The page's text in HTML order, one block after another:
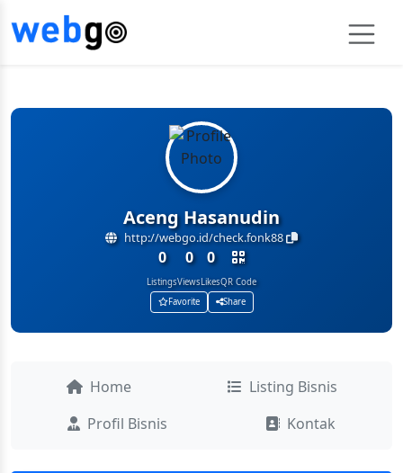
Aceng Hasanudin
http://webgo.id/check.fonk88
0
Listings
0
Views
0
LikesQR Code
Favorite
Share
Home
Listing Bisnis
Profil Bisnis
Kontak